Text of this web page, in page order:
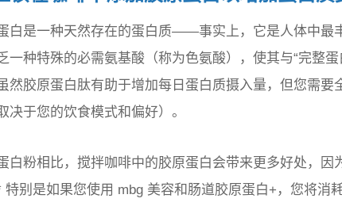
白是一种天然存在的蛋白质——事实上，它是人体中最
一种特殊的必需氨基酸（称为色氨酸），使其与“完整
然胶原蛋白肽有助于增加每日蛋白质摄入量，但您需要
决于您的饮食模式和偏好）。
白粉相比，搅拌咖啡中的胶原蛋白会带来更多好处，因
特别是如果您使用 mbg 美容和肠道胶原蛋白+，您将消